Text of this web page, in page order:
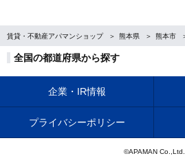
賃貸・不動産アパマンショップ 熊本県 熊本市
全国の都道府県から探す
企業・IR情報
プライバシーポリシー
©APAMAN Co.,Ltd.